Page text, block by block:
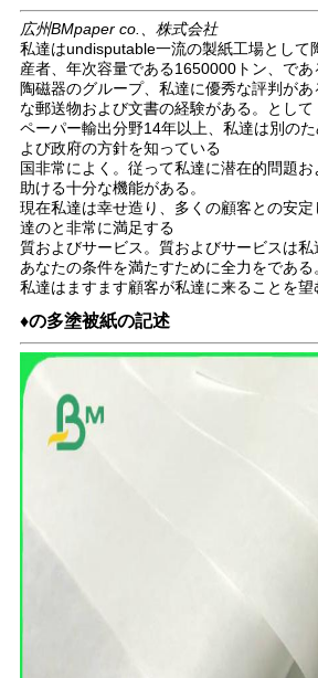
シ
ー
広州BMpaper co.、株式会社
私達はundisputable一流の製紙工場として
産者、年次容量である1650000トン、であ
陶磁器のグループ、私達に優秀な評判が
な郵送物および文書の経験がある。として
ペーパー輸出分野14年以上、私達は別の
よび政府の方針を知っている
国非常によく。従って私達に潜在的問題
助ける十分な機能がある。
現在私達は幸せ造り、多くの顧客との安
達のと非常に満足する
質およびサービス。質およびサービスは
あなたの条件を満たすために全力をである
私達はますます顧客が私達に来ることを望
♦の多塗被紙の記述